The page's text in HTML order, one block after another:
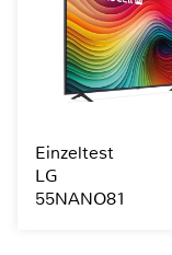
Einzeltest
LG
55NANO81